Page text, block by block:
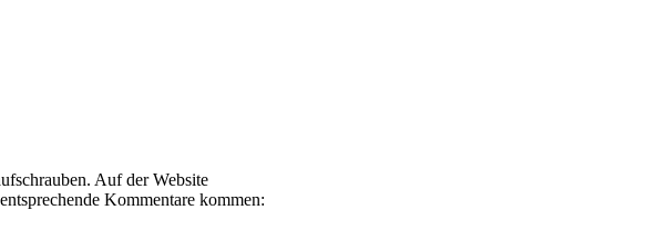
Auf der Website
Kommentare kommen: